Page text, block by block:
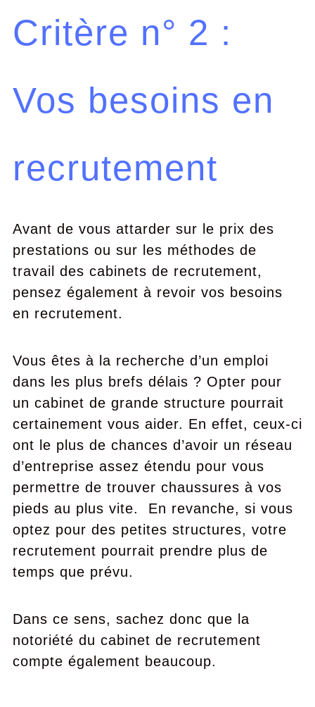
Critère n° 2 :
Vos besoins en
recrutement
Avant de vous attarder sur le prix des
prestations ou sur les méthodes de
travail des cabinets de recrutement,
pensez également à revoir vos besoins
en recrutement.
Vous êtes à la recherche d’un emploi
dans les plus brefs délais ? Opter pour
un cabinet de grande structure pourrait
certainement vous aider. En effet, ceux-ci
ont le plus de chances d’avoir un réseau
d’entreprise assez étendu pour vous
permettre de trouver chaussures à vos
pieds au plus vite. En revanche, si vous
optez pour des petites structures, votre
recrutement pourrait prendre plus de
temps que prévu.
Dans ce sens, sachez donc que la
notoriété du cabinet de recrutement
compte également beaucoup.